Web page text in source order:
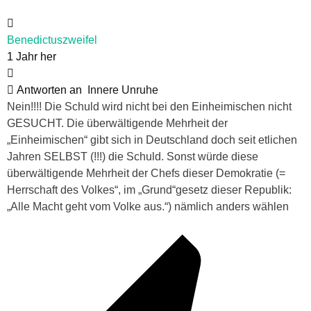
Benedictuszweifel
1 Jahr her
Antworten an
Innere Unruhe
Nein!!!! Die Schuld wird nicht bei den Einheimischen nicht
GESUCHT. Die überwältigende Mehrheit der
„Einheimischen“ gibt sich in Deutschland doch seit etlichen
Jahren SELBST (!!!) die Schuld. Sonst würde diese
überwältigende Mehrheit der Chefs dieser Demokratie (=
Herrschaft des Volkes“, im „Grund“gesetz dieser Republik:
„Alle Macht geht vom Volke aus.“) nämlich anders wählen